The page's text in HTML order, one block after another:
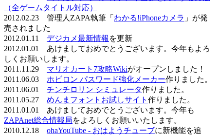
（全ゲームタイトル対応）
2012.02.23 管理人ZAPA執筆「 わかる!iPhoneカメラ 」が発
売されました
2012.01.11 デジカメ最新情報 を更新
2012.01.01 あけましておめでとうございます。今年もよろ
しくお願いします。
2011.11.29 マリオカート7攻略Wikiがオープンしました！
2011.06.03 ホビロン パスワード強化メーカー作りました。
2011.06.01 チンチロリン シミュレータ作りました。
2011.05.27 めんまフォントお試しサイト 作りました。
2011.01.01 あけましておめでとうございます。今年も
ZAPAnet総合情報局をよろしくお願いいたします。
2010.12.18 ohaYouTube - おはようチューブに新機能を追